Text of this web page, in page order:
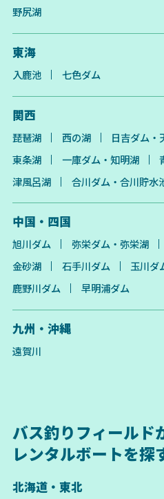
野尻湖
東海
入鹿池 七色ダム
関西
琵琶湖 西の湖 日吉ダム・
東条湖
一庫ダム・知明湖
津風呂湖
合川ダム・合川貯水
中国・四国
旭川ダム 弥栄ダム・弥栄湖
金砂湖
石手川ダム 玉川ダ
鹿野川ダム
早明浦ダム
九州・沖縄
遠賀川
バス釣りフィールド
レンタルボートを探
北海道・東北